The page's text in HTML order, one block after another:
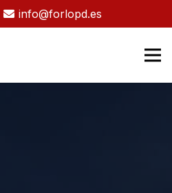
info@forlopd.es